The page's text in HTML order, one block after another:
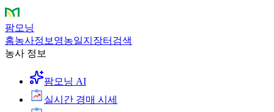
팜모닝
홈농사정보 영농일지 장터 검색
농사 정보
팜모닝 AI
실시간 경매 시세